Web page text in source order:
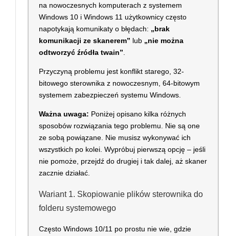
na nowoczesnych komputerach z systemem
Windows 10 i Windows 11 użytkownicy często
napotykają komunikaty o błędach: „brak
komunikacji ze skanerem” lub „nie można
odtworzyć źródła twain”
Przyczyną problemu jest konflikt starego, 32-
bitowego sterownika z nowoczesnym, 64-bitowym
systemem zabezpieczeń systemu Windows.
Ważna uwaga: Poniżej opisano kilka różnych
sposobów rozwiązania tego problemu. Nie są one
ze sobą powiązane. Nie musisz wykonywać ich
wszystkich po kolei. Wypróbuj pierwszą opcję – jeśli
nie pomoże, przejdź do drugiej i tak dalej, aż skaner
zacznie działać.
Wariant 1. Skopiowanie plików sterownika do
folderu systemowego
Często Windows 10/11 po prostu nie wie, gdzie